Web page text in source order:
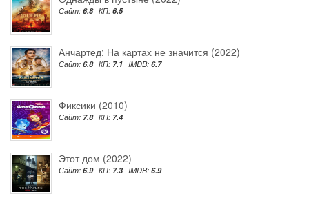
Сайт: 6.8 КП: 6.5
Анчартед: На картах не значится (2022)
Сайт: 6.8 КП: 7.1 IMDB: 6.7
Фиксики (2010)
Сайт: 7.8 КП: 7.4
Этот дом (2022)
Сайт: 6.9 КП: 7.3 IMDB: 6.9